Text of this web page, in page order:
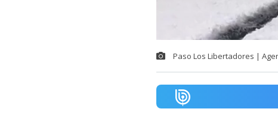
Paso Los Libertadores |